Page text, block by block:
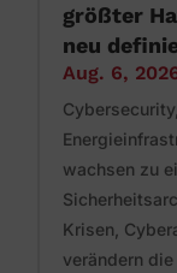
größter
neu
Aug. 6,
wachsen zu
Krisen,
verändern